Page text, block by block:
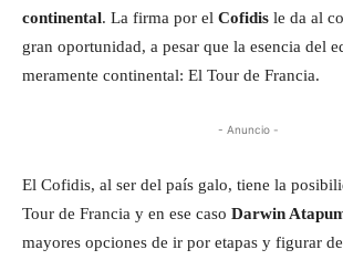
continental. La firma por el Cofidis le da al
gran oportunidad, a pesar que la esencia del
meramente continental: El Tour de Francia.
- Anuncio -
El Cofidis, al ser del país galo, tiene la
Tour de Francia y en ese caso Darwin
mayores opciones de ir por etapas y figurar